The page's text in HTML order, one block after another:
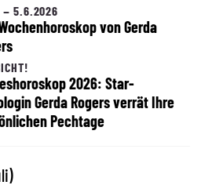
5.6.2026
von Gerda
2026: Star-
Gerda Rogers verrät Ihre
Pechtage